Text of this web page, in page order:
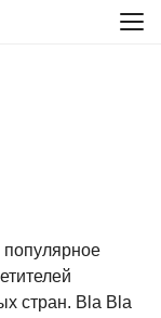
популярное
стран. Bla Bla